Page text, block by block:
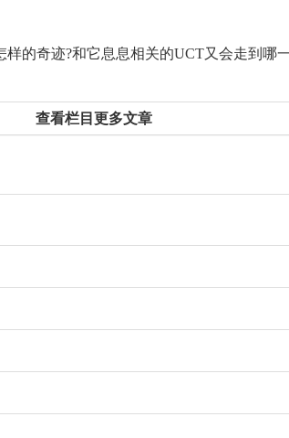
奇迹?和它息息相关的UCT又会走到哪
查看栏目更多文章